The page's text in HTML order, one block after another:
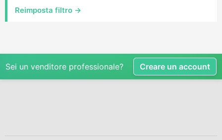
Reimposta filtro →
Sei un venditore professionale? Creare un account